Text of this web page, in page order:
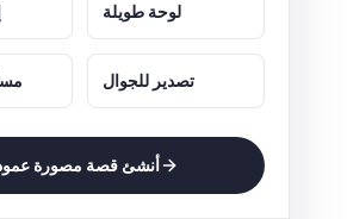
لوحة طويلة
تصدير للجوال
أنشئ قصة مصورة